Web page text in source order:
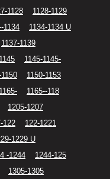
1128
1128-1129
1134
1134-1134 U
1137-1139
1145-1145-
1150
1150-1153
1165--118
1205-1207
122
122-1221
1229 U
-1244
1244-125
1305-1305